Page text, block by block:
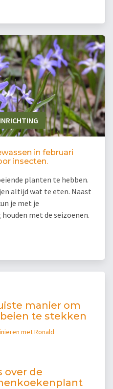
in februari
insecten.
planten te hebben.
altijd wat te eten. Naast
je met je
met de seizoenen.
manier om
te stekken
met Ronald
over de